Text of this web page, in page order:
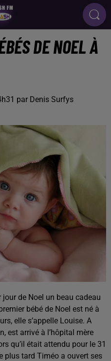
DE NOEL À
par Denis Surfys
de Noel un beau cadeau
bébé de Noel est né à
elle s’appelle Louise. A
est arrivé à l’hôpital mère
qu’il était attendu pour le 31
plus tard Timéo a ouvert ses